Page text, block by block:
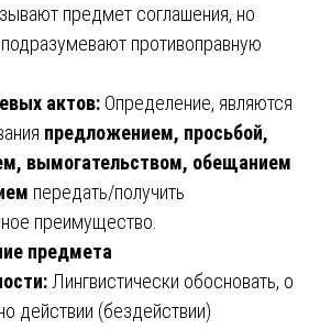
предмет соглашения, но
противоправную
актов: Определение, являются
предложением, просьбой,
вымогательством, обещанием
передать/получить
преимущество.
предмета
Лингвистически обосновать, о
действии (бездействии)